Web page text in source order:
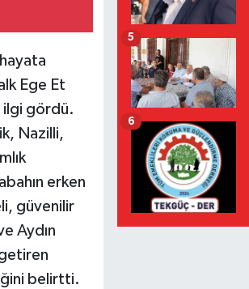
Ege Et
ilgi gördü.
Nazilli,
erken
güvenilir
Aydın
belirtti.
5
6